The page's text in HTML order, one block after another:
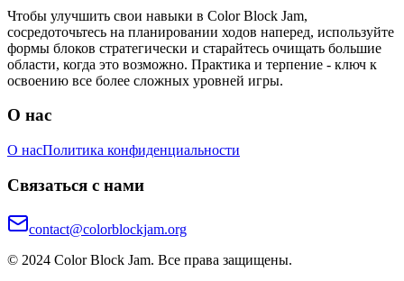
Чтобы улучшить свои навыки в Color Block Jam,
сосредоточьтесь на планировании ходов наперед, используйте
формы блоков стратегически и старайтесь очищать большие
области, когда это возможно. Практика и терпение - ключ к
освоению все более сложных уровней игры.
О нас
О насПолитика конфиденциальности
Связаться с нами
contact@colorblockjam.org
© 2024 Color Block Jam. Все права защищены.